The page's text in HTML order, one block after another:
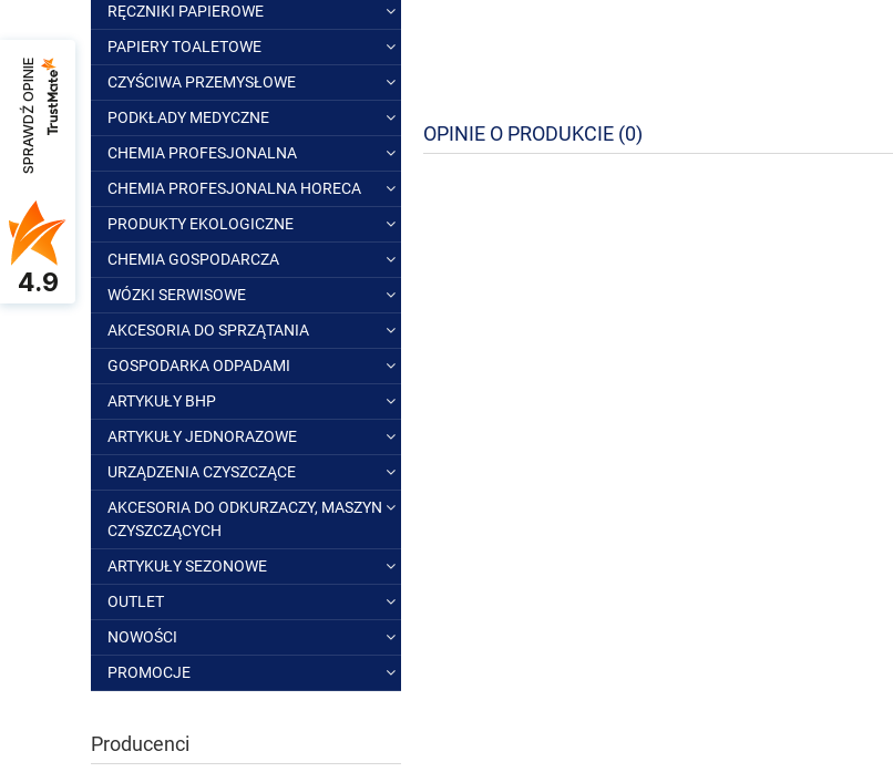
RĘCZNIKI PAPIEROWE
PAPIERY TOALETOWE
CZYŚCIWA PRZEMYSŁOWE
PODKŁADY MEDYCZNE
CHEMIA PROFESJONALNA
CHEMIA PROFESJONALNA HORECA
PRODUKTY EKOLOGICZNE
CHEMIA GOSPODARCZA
WÓZKI SERWISOWE
AKCESORIA DO SPRZĄTANIA
GOSPODARKA ODPADAMI
ARTYKUŁY BHP
ARTYKUŁY JEDNORAZOWE
URZĄDZENIA CZYSZCZĄCE
AKCESORIA DO ODKURZACZY, MASZYN
CZYSZCZĄCYCH
ARTYKUŁY SEZONOWE
OUTLET
NOWOŚCI
PROMOCJE
Producenci
OPINIE O PRODUKCIE (0)
SPRAWDŹ OPINIE
4.9